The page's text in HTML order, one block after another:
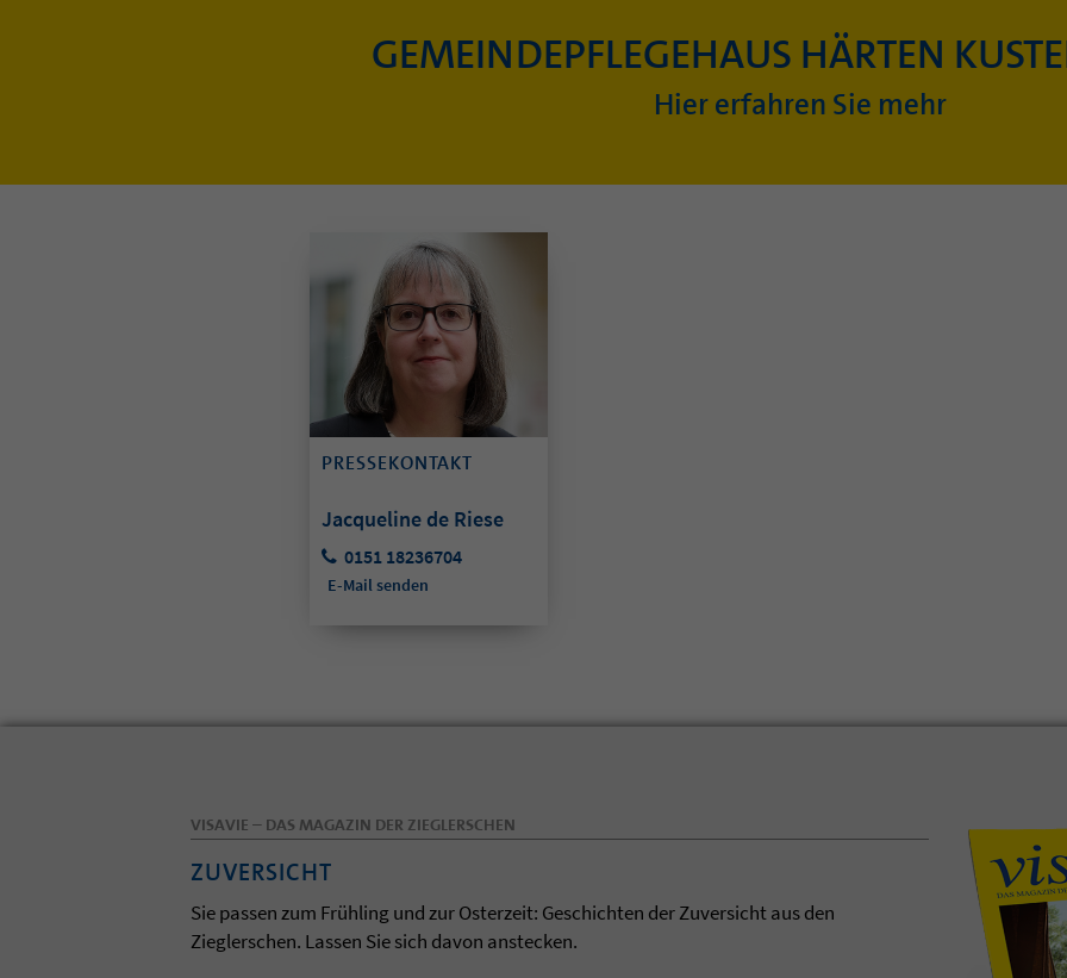
GEMEINDEPFLEGEHAUS HÄRTEN
Hier erfahren Sie mehr
PRESSEKONTAKT
Jacqueline de Riese
0151 18236704
E-Mail senden
VISAVIE – DAS MAGAZIN DER ZIEGLERSCHEN
ZUVERSICHT
Sie passen zum Frühling und zur Osterzeit: Geschichten der Zuversicht aus den
Zieglerschen. Lassen Sie sich davon anstecken.